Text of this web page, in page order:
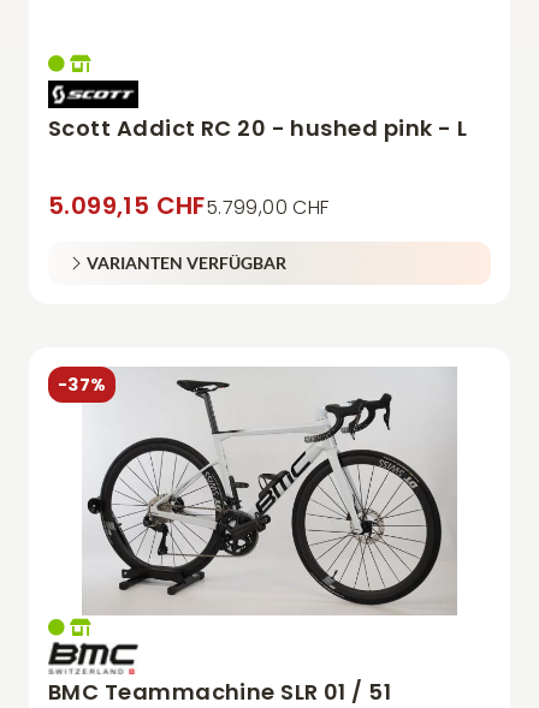
Scott Addict RC 20 - hushed pink - L
5.099,15 CHF5.799,00 CHF
VARIANTEN VERFÜGBAR
-37%
BMC Teammachine SLR 01 / 51